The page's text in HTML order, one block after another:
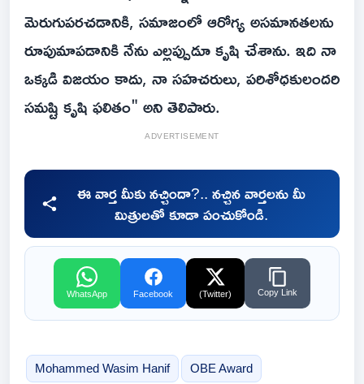
మెరుగుపరచడానికి, సమాజంలో ఆరోగ్య అసమానతలను
రూపుమాపడానికి నేను ఎల్లప్పుడూ కృషి చేశాను. ఇది నా
ఒక్కడి విజయం కాదు, నా సహచరులు, పరిశోధకులందరి
సమష్టి కృషి ఫలితం" అని తెలిపారు.
ADVERTISEMENT
ఈ వార్త మీకు నచ్చిందా?.. నచ్చిన వార్తలను మీ
మిత్రులతో కూడా పంచుకోండి.
WhatsApp Facebook (Twitter) Copy Link
Mohammed Wasim Hanif OBE Award